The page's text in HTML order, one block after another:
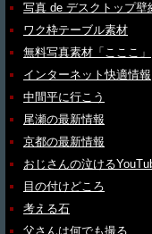
写真 de デスクトップ壁
ワク枠テーブル素材
無料写真素材「こここ」
インターネット快適情報
中間平に行こう
尾瀬の最新情報
京都の最新情報
おじさんの泣ける
目の付けどころ
考える石
父さんは何でも撮る